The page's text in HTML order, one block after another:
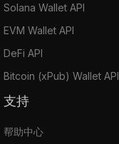
Solana Wallet API
EVM Wallet API
DeFi API
Bitcoin (xPub) Wallet API
支持
帮助中心